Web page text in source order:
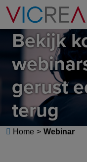
Bekijk
gerust
terug
Home > Webinar